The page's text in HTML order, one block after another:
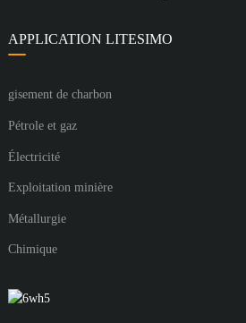
APPLICATION LITESIMO
gisement de charbon
Pétrole et gaz
Électricité
Exploitation minière
Métallurgie
Chimique